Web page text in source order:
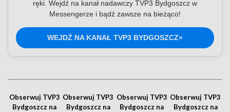
ręki. Wejdź na kanał nadawczy TVP3 Bydgoszcz w
Messengerze i bądź zawsze na bieżąco!
WEJDŹ NA KANAŁ TVP3 BYDGOSZCZ»
Obserwuj TVP3
Bydgoszcz na
Obserwuj TVP3
Bydgoszcz na
Obserwuj TVP3
Bydgoszcz na
Obserwuj TVP3
Bydgoszcz na